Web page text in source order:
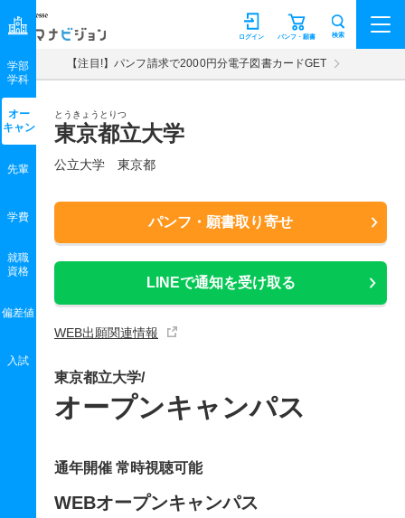
マナビジョン パンフ・願書
ログイン 検索
【注目!】パンフ請求で2000円分電子図書カードGET
とうきょうとりつ
東京都立大学
公立大学 東京都
パンフ・願書取り寄せ
LINEで通知を受け取る
WEB出願関連情報
学部
学科
オー
キャン
先輩
学費
就職
資格
偏差値
入試
東京都立大学/
オープンキャンパス
通年開催 常時視聴可能
WEBオープンキャンパス